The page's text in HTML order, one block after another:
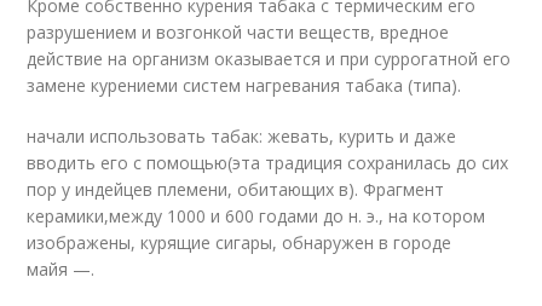
Кроме собственно курения табака с термическим его
разрушением и возгонкой части веществ, вредное
действие на организм оказывается и при суррогатной его
замене курениеми систем нагревания табака (типа).
начали использовать табак: жевать, курить и даже
вводить его с помощью(эта традиция сохранилась до сих
пор у индейцев племени, обитающих в). Фрагмент
керамики,между 1000 и 600 годами до н. э., на котором
изображены, курящие сигары, обнаружен в городе
майя —.